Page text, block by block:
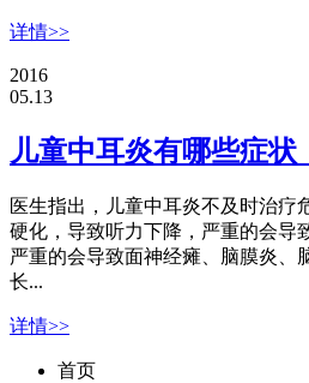
详情>>
2016
05.13
儿童中耳炎有哪些症状
医生指出，儿童中耳炎不及时治疗
硬化，导致听力下降，严重的会导
严重的会导致面神经瘫、脑膜炎、
长...
详情>>
首页